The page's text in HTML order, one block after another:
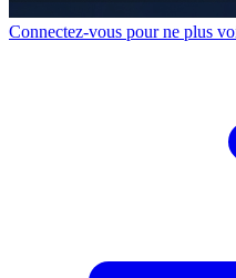
Connectez-vous pour ne plus